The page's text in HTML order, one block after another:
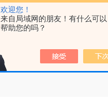
欢迎您！
来自局域网的朋友！有什么可以
帮助您的吗？
首页 产品中心